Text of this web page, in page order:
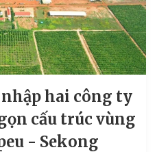
hai công ty
cấu trúc vùng
- Sekong